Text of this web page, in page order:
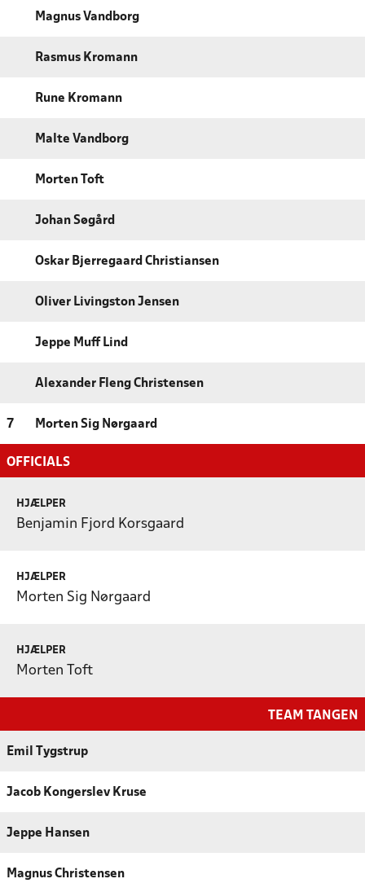
Magnus Vandborg
Rasmus Kromann
Rune Kromann
Malte Vandborg
Morten Toft
Johan Søgård
Oskar Bjerregaard Christiansen
Oliver Livingston Jensen
Jeppe Muff Lind
Alexander Fleng Christensen
7 Morten Sig Nørgaard
OFFICIALS
HJÆLPER
Benjamin Fjord Korsgaard
HJÆLPER
Morten Sig Nørgaard
HJÆLPER
Morten Toft
TEAM TANGEN
Emil Tygstrup
Jacob Kongerslev Kruse
Jeppe Hansen
Magnus Christensen